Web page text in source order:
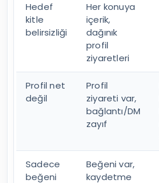
Hedef
kitle
belirsizliği
Her konuya
içerik,
dağınık
profil
ziyaretleri
Profil net
değil
Profil
ziyareti var,
bağlantı/DM
zayıf
Sadece
beğeni
Beğeni var,
kaydetme